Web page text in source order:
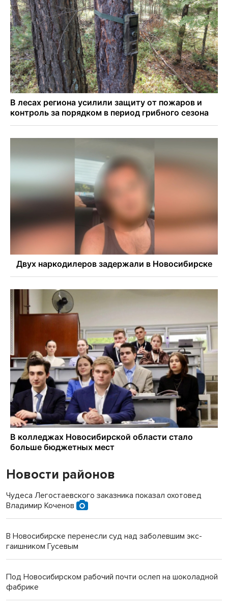
Новости районов
Чудеса Легостаевского заказника показал охотовед
Владимир Коченов
В Новосибирске перенесли суд над заболевшим экс-
гаишником Гусевым
Под Новосибирском рабочий почти ослеп на шоколадной
фабрике